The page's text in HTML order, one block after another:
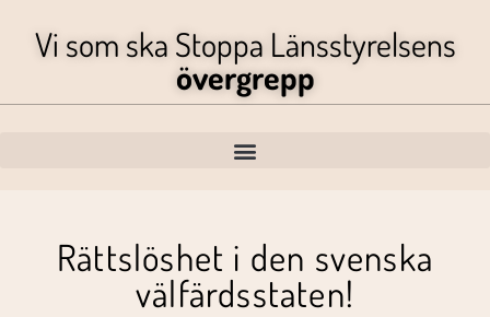
Vi som ska Stoppa Länsstyrelsens
övergrepp
Rättslöshet i den svenska
välfärdsstaten!